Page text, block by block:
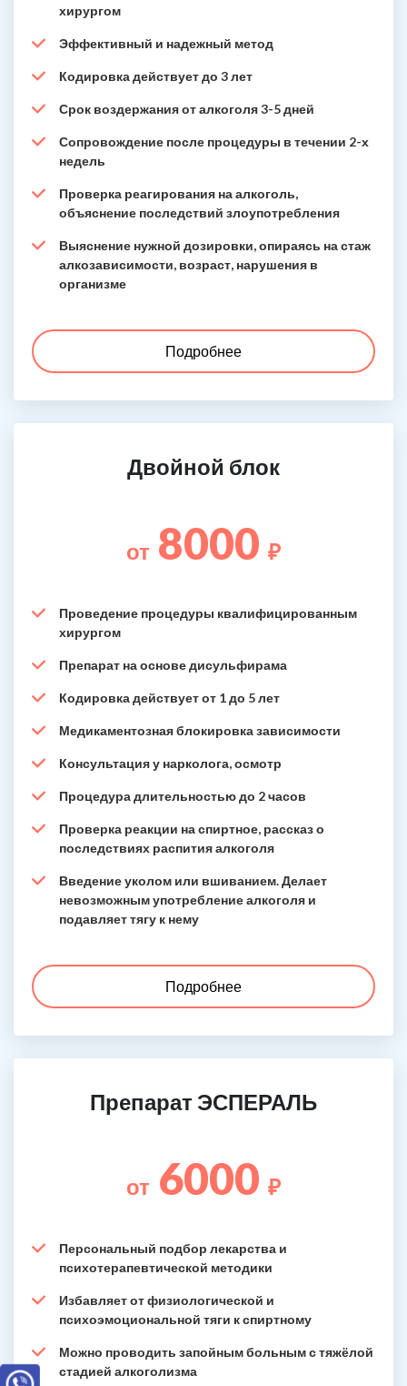
хирургом
Эффективный и надежный метод
Кодировка действует до 3 лет
Срок воздержания от алкоголя 3-5 дней
Сопровождение после процедуры в течении 2-х
недель
Проверка реагирования на алкоголь,
объяснение последствий злоупотребления
Выяснение нужной дозировки, опираясь на стаж
алкозависимости, возраст, нарушения в
организме
Подробнее
Двойной блок
от 8000 ₽
Проведение процедуры квалифицированным
хирургом
Препарат на основе дисульфирама
Кодировка действует от 1 до 5 лет
Медикаментозная блокировка зависимости
Консультация у нарколога, осмотр
Процедура длительностью до 2 часов
Проверка реакции на спиртное, рассказ о
последствиях распития алкоголя
Введение уколом или вшиванием. Делает
невозможным употребление алкоголя и
подавляет тягу к нему
Подробнее
Препарат ЭСПЕРАЛЬ
от 6000 ₽
Персональный подбор лекарства и
психотерапевтической методики
Избавляет от физиологической и
психоэмоциональной тяги к спиртному
Можно проводить запойным больным с тяжёлой
стадией алкоголизма